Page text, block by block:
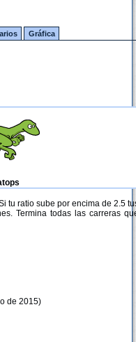
Gráfica
tu ratio sube por encima de 2.5
Termina todas las carreras
de 2015)